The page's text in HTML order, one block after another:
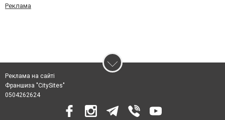
Реклама
Реклама на сайті
Франшиза "CitySites"
0504262624